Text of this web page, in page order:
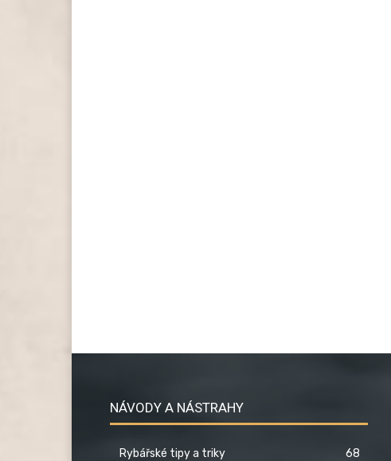
NÁVODY A NÁSTRAHY
Rybářské tipy a triky
68